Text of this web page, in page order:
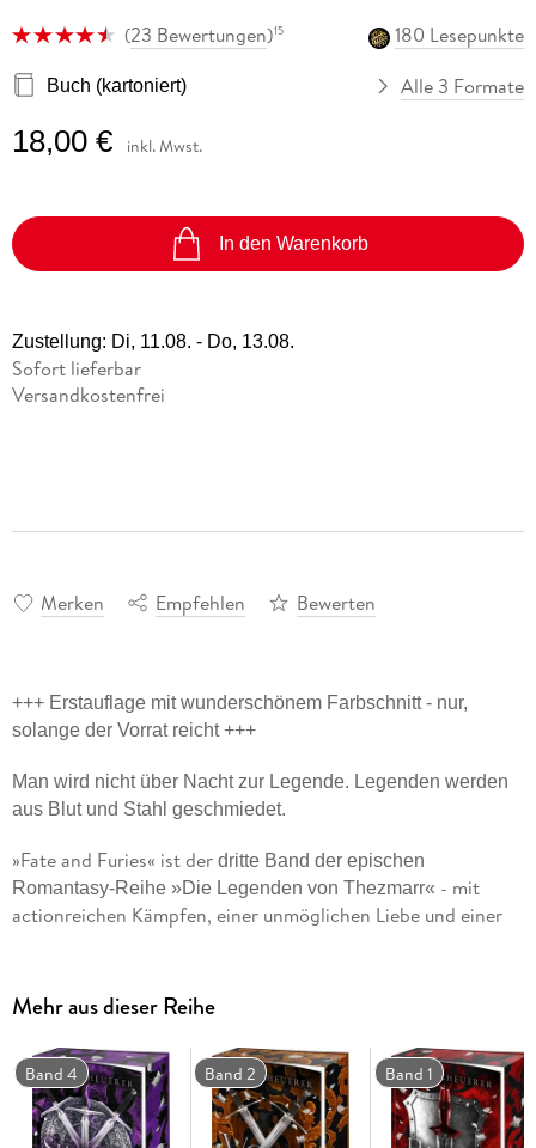
(23 Bewertungen)15 180 Lesepunkte
Buch (kartoniert) Alle 3 Formate
18,00 € inkl. Mwst.
In den Warenkorb
Zustellung: Di, 11.08. - Do, 13.08.
Sofort lieferbar
Versandkostenfrei
Merken Empfehlen Bewerten
+++ Erstauflage mit wunderschönem Farbschnitt - nur,
solange der Vorrat reicht +++
Man wird nicht über Nacht zur Legende. Legenden werden
aus Blut und Stahl geschmiedet.
»Fate and Furies« ist der dritte Band der epischen
Romantasy-Reihe »Die Legenden von Thezmarr« - mit
actionreichen Kämpfen, einer unmöglichen Liebe und einer
Die Welt wird von Dunkelheit verschlungen, und Althea
Zoltaire sinnt verzweifelt auf Rache. Doch während sie Wilder
Hawthorne nach seinem Verrat quer durch die Königreiche
jagt, werden Geheimnisse enthüllt, die die Grundfesten der
Mittelreiche erschüttern könnten. Nicht wissend, wem sie
vertrauen kann, findet sich Thea mit ihren Gefährten in einer
Mehr aus dieser Reihe
Band 4 Band 2 Band 1